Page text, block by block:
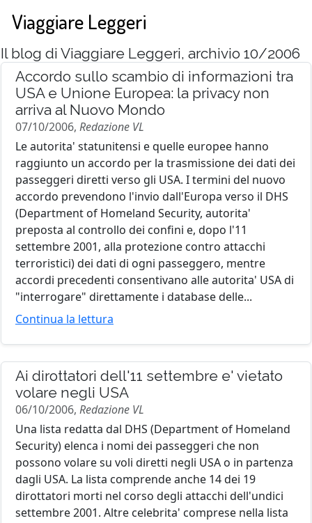
Viaggiare Leggeri
Il blog di Viaggiare Leggeri, archivio 10/2006
Accordo sullo scambio di informazioni tra
USA e Unione Europea: la privacy non
arriva al Nuovo Mondo
07/10/2006, Redazione VL
Le autorita' statunitensi e quelle europee hanno
raggiunto un accordo per la trasmissione dei dati dei
passeggeri diretti verso gli USA. I termini del nuovo
accordo prevendono l'invio dall'Europa verso il DHS
(Department of Homeland Security, autorita'
preposta al controllo dei confini e, dopo l'11
settembre 2001, alla protezione contro attacchi
terroristici) dei dati di ogni passeggero, mentre
accordi precedenti consentivano alle autorita' USA di
"interrogare" direttamente i database delle...
Continua la lettura
Ai dirottatori dell'11 settembre e' vietato
volare negli USA
06/10/2006, Redazione VL
Una lista redatta dal DHS (Department of Homeland
Security) elenca i nomi dei passeggeri che non
possono volare su voli diretti negli USA o in partenza
dagli USA. La lista comprende anche 14 dei 19
dirottatori morti nel corso degli attacchi dell'undici
settembre 2001. Altre celebrita' comprese nella lista